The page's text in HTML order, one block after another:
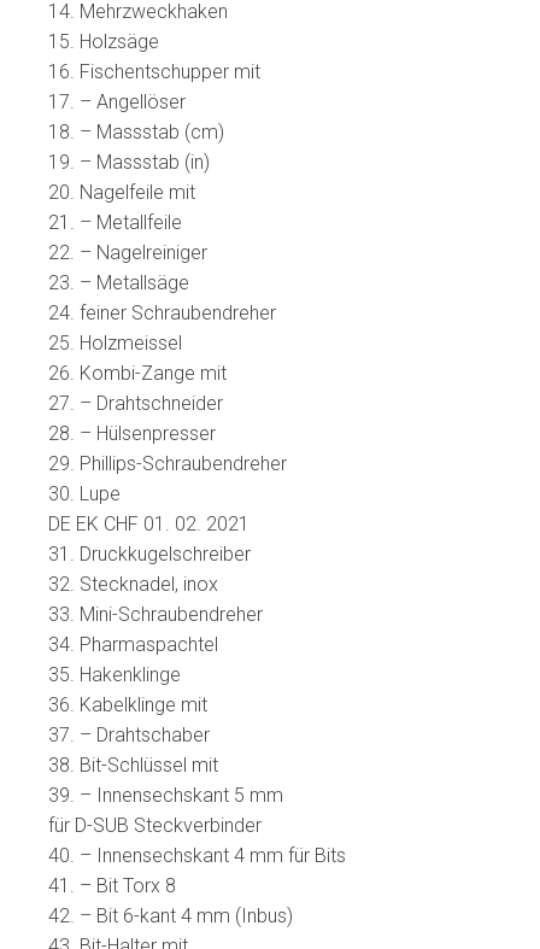
14. Mehrzweckhaken
15. Holzsäge
16. Fischentschupper mit
17. – Angellöser
18. – Massstab (cm)
19. – Massstab (in)
20. Nagelfeile mit
21. – Metallfeile
22. – Nagelreiniger
23. – Metallsäge
24. feiner Schraubendreher
25. Holzmeissel
26. Kombi-Zange mit
27. – Drahtschneider
28. – Hülsenpresser
29. Phillips-Schraubendreher
30. Lupe
DE EK CHF 01. 02. 2021
31. Druckkugelschreiber
32. Stecknadel, inox
33. Mini-Schraubendreher
34. Pharmaspachtel
35. Hakenklinge
36. Kabelklinge mit
37. – Drahtschaber
38. Bit-Schlüssel mit
39. – Innensechskant 5 mm
für D-SUB Steckverbinder
40. – Innensechskant 4 mm für Bits
41. – Bit Torx 8
42. – Bit 6-kant 4 mm (Inbus)